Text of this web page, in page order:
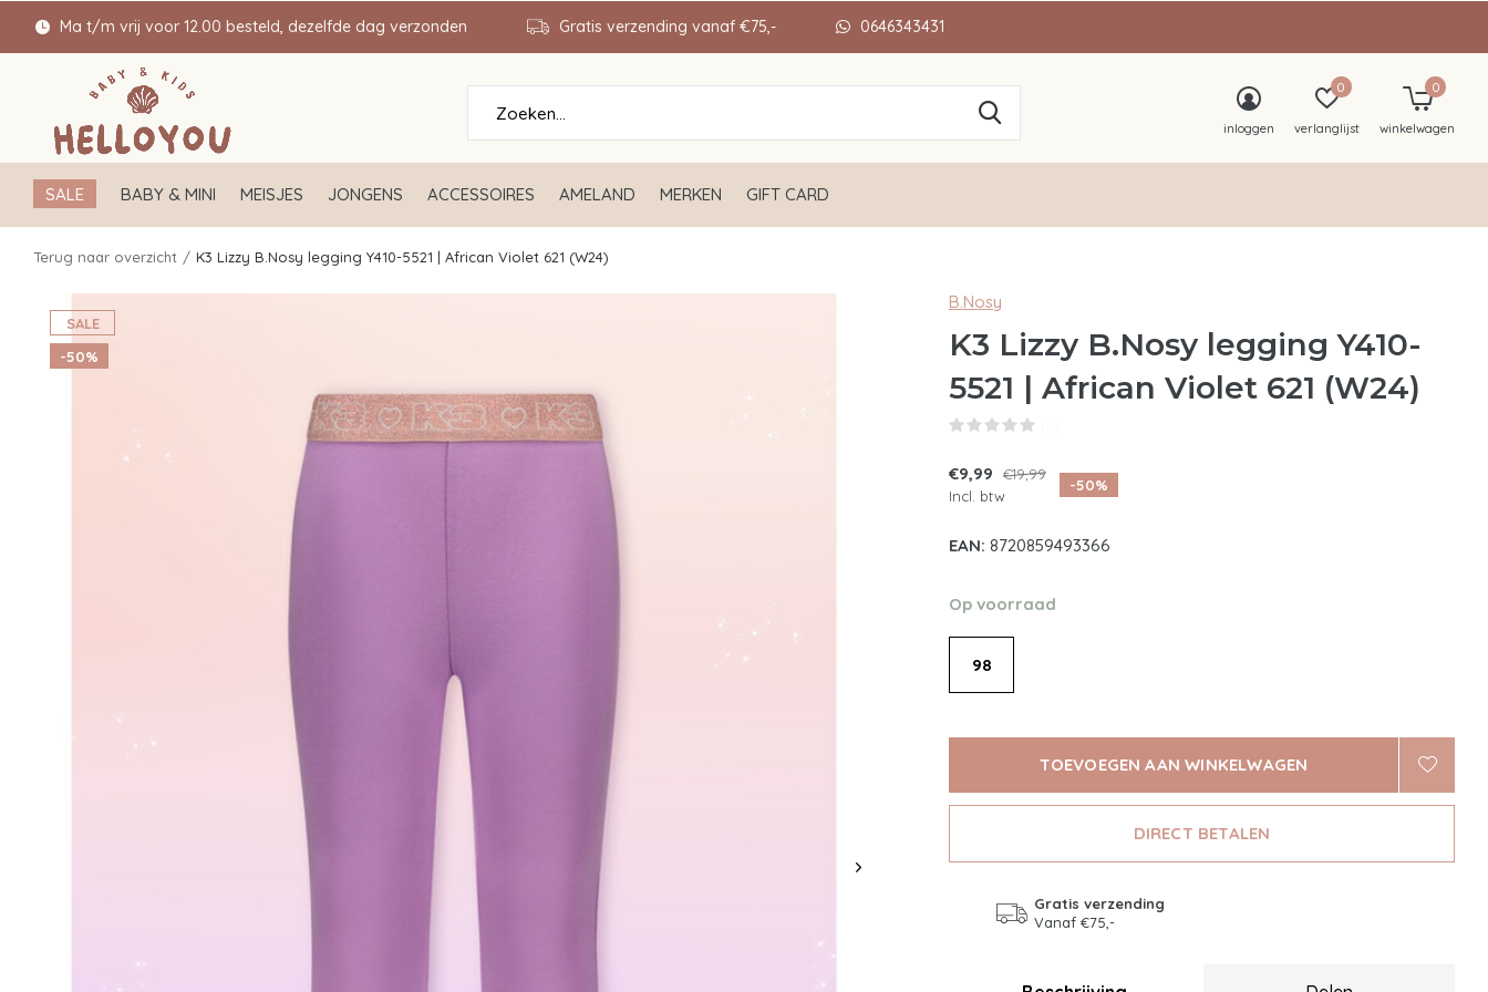
SALE BABY & MINI MEISJES JONGENS ACCESSOIRES AMELAND MERKEN GIFT CARD
inloggen verlanglijst
0
winkelwagen
0
Ma t/m vrij voor 12.00 besteld, dezelfde dag verzonden Gratis verzending vanaf €75,- 0646343431
Terug naar overzicht K3 Lizzy B.Nosy legging Y410-5521 | African Violet 621 (W24)
SALE
-50%
B.Nosy
K3 Lizzy B.Nosy legging Y410-
5521 | African Violet 621 (W24)
€9,99
€19,99
Incl. btw
-50%
EAN: 8720859493366
Op voorraad
98
TOEVOEGEN AAN WINKELWAGEN
DIRECT BETALEN
Gratis verzending
Vanaf €75,-